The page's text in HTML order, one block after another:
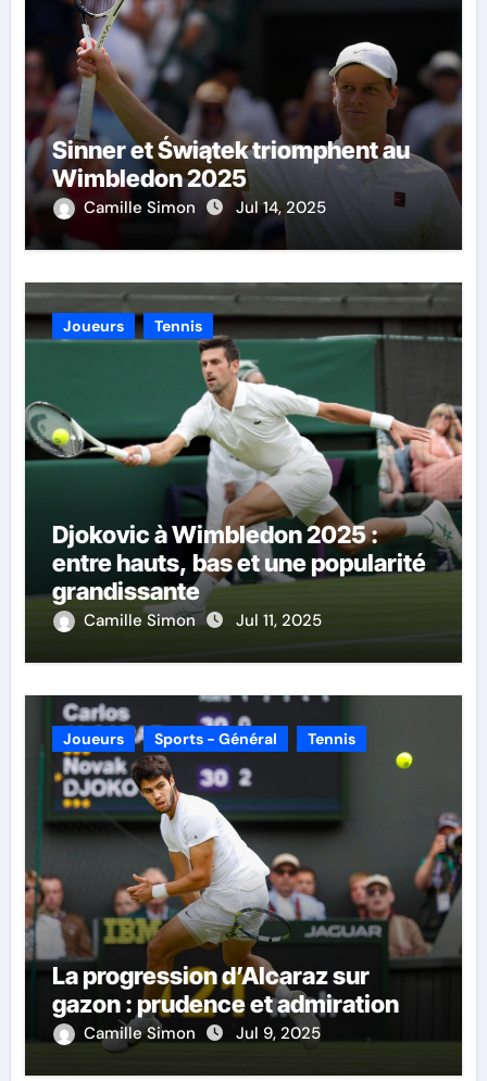
Sinner et Świątek triomphent au
Wimbledon 2025
Camille Simon Jul 14, 2025
Joueurs Tennis
Djokovic à Wimbledon 2025 :
entre hauts, bas et une popularité
grandissante
Camille Simon Jul 11, 2025
Joueurs Sports - Général Tennis
La progression d’Alcaraz sur
gazon : prudence et admiration
Camille Simon Jul 9, 2025